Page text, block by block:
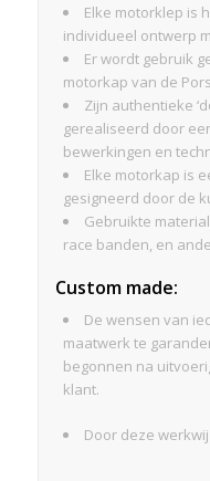
Elke motorklep is
individueel ontwerp
Er wordt gebruik
motorkap van de
Zijn authentieke
gerealiseerd door
bewerkingen en
Elke motorkap is
gesigneerd door de
Gebruikte
race banden, en
Custom made:
De wensen van
maatwerk te
begonnen na
klant.
Door deze